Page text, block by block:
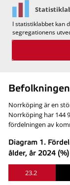
I statistiklabbet kan
segregationens
Norrköping är en
Norrköping har 144
fördelningen av
Diagram 1.
ålder, år 2024 (%)
23.2